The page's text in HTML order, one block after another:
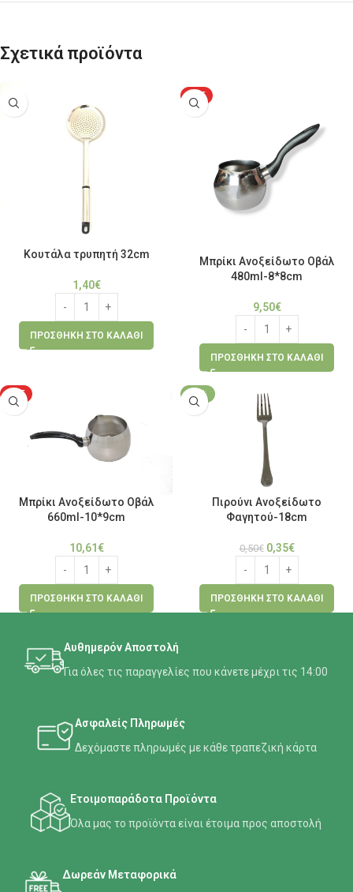
Σχετικά προϊόντα
Κουτάλα τρυπητή 32cm
1,40€
ΠΡΟΣΘΉΚΗ ΣΤΟ ΚΑΛΆΘΙ
HOT
Μπρίκι Ανοξείδωτο Οβάλ
480ml-8*8cm
9,50€
ΠΡΟΣΘΉΚΗ ΣΤΟ ΚΑΛΆΘΙ
HOT
Μπρίκι Ανοξείδωτο Οβάλ
660ml-10*9cm
10,61€
ΠΡΟΣΘΉΚΗ ΣΤΟ ΚΑΛΆΘΙ
-30%
Πιρούνι Ανοξείδωτο
Φαγητού-18cm
0,50€ 0,35€
ΠΡΟΣΘΉΚΗ ΣΤΟ ΚΑΛΆΘΙ
Αυθημερόν Αποστολή
Για όλες τις παραγγελίες που κάνετε μέχρι τις 14:00
Ασφαλείς Πληρωμές
Δεχόμαστε πληρωμές με κάθε τραπεζική κάρτα
Ετοιμοπαράδοτα Προϊόντα
Όλα μας το προϊόντα είναι έτοιμα προς αποστολή
Δωρεάν Μεταφορικά